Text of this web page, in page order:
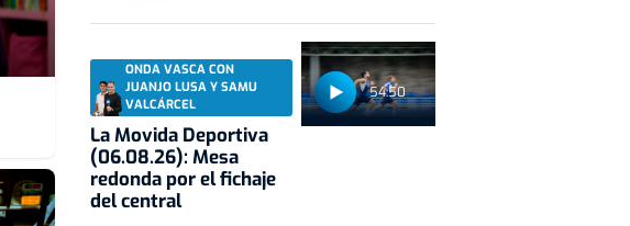
54:50
ONDA VASCA CON
JUANJO LUSA Y SAMU
VALCÁRCEL
La Movida Deportiva
(06.08.26): Mesa
redonda por el fichaje
del central